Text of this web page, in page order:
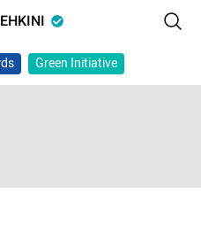
Green Initiative